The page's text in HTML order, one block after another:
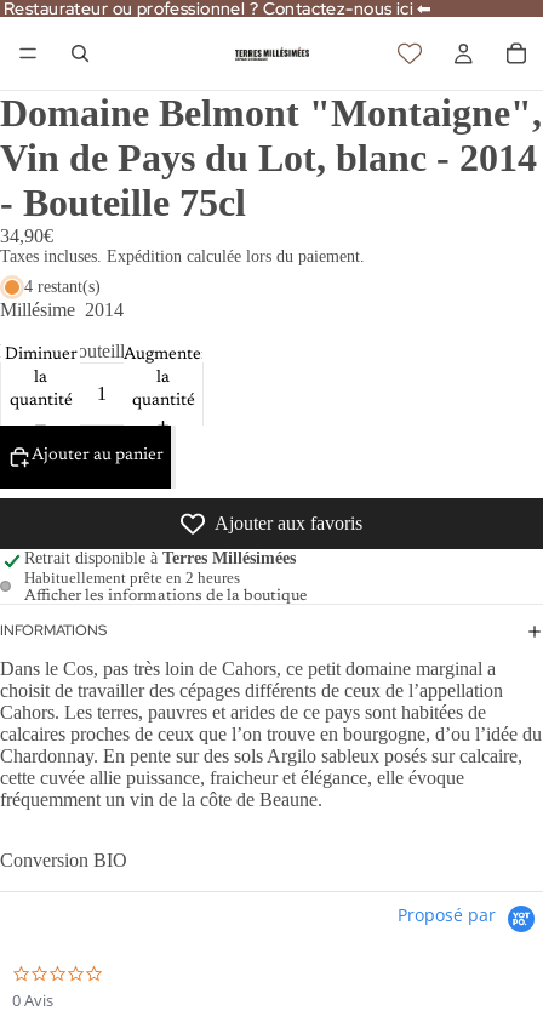
Restaurateur ou professionnel ? Contactez-nous ici ⬅
Restaurateur ou professionnel ? Contactez-nous ici ⬅
Domaine Belmont "Montaigne",
Vin de Pays du Lot, blanc - 2014
- Bouteille 75cl
34,90€
Taxes incluses. Expédition calculée lors du paiement.
4 restant(s)
Millésime 2014
Format Bouteille 75cl
Diminuer
la
quantité
Augmenter
la
quantité
Ajouter au panier
Ajouter aux favoris
Retrait disponible à Terres Millésimées
Habituellement prête en 2 heures
Afficher les informations de la boutique
INFORMATIONS
Dans le Cos, pas très loin de Cahors, ce petit domaine marginal a
choisit de travailler des cépages différents de ceux de l’appellation
Cahors. Les terres, pauvres et arides de ce pays sont habitées de
calcaires proches de ceux que l’on trouve en bourgogne, d’ou l’idée du
Chardonnay. En pente sur des sols Argilo sableux posés sur calcaire,
cette cuvée allie puissance, fraicheur et élégance, elle évoque
fréquemment un vin de la côte de Beaune.
Conversion BIO
Proposé par
0 Avis